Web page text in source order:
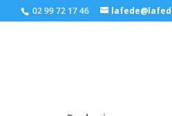
02 99 72 17 46